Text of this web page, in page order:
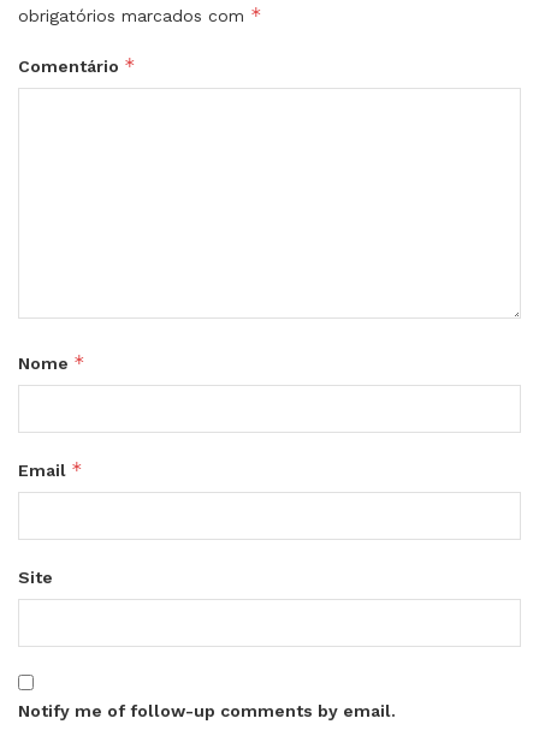
obrigatórios marcados com *
Comentário *
Nome *
Email *
Site
Notify me of follow-up comments by email.